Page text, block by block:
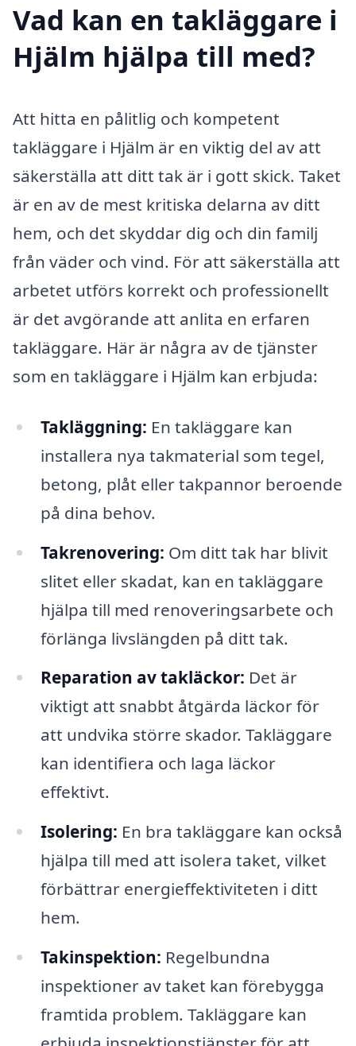
Vad kan en takläggare i
Hjälm hjälpa till med?
Att hitta en pålitlig och kompetent
takläggare i Hjälm är en viktig del av att
säkerställa att ditt tak är i gott skick. Taket
är en av de mest kritiska delarna av ditt
hem, och det skyddar dig och din familj
från väder och vind. För att säkerställa att
arbetet utförs korrekt och professionellt
är det avgörande att anlita en erfaren
takläggare. Här är några av de tjänster
som en takläggare i Hjälm kan erbjuda:
Takläggning: En takläggare kan
installera nya takmaterial som tegel,
betong, plåt eller takpannor beroende
på dina behov.
Takrenovering: Om ditt tak har blivit
slitet eller skadat, kan en takläggare
hjälpa till med renoveringsarbete och
förlänga livslängden på ditt tak.
Reparation av takläckor: Det är
viktigt att snabbt åtgärda läckor för
att undvika större skador. Takläggare
kan identifiera och laga läckor
effektivt.
Isolering: En bra takläggare kan också
hjälpa till med att isolera taket, vilket
förbättrar energieffektiviteten i ditt
hem.
Takinspektion: Regelbundna
inspektioner av taket kan förebygga
framtida problem. Takläggare kan